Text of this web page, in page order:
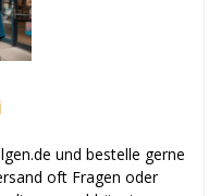
und bestelle gerne
oft Fragen oder